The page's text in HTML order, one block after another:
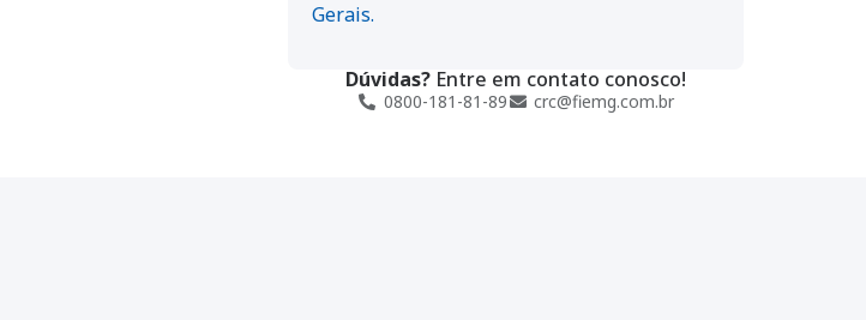
Gerais.
Dúvidas?Entre em contato conosco!
0800-181-81-89 crc@fiemg.com.br